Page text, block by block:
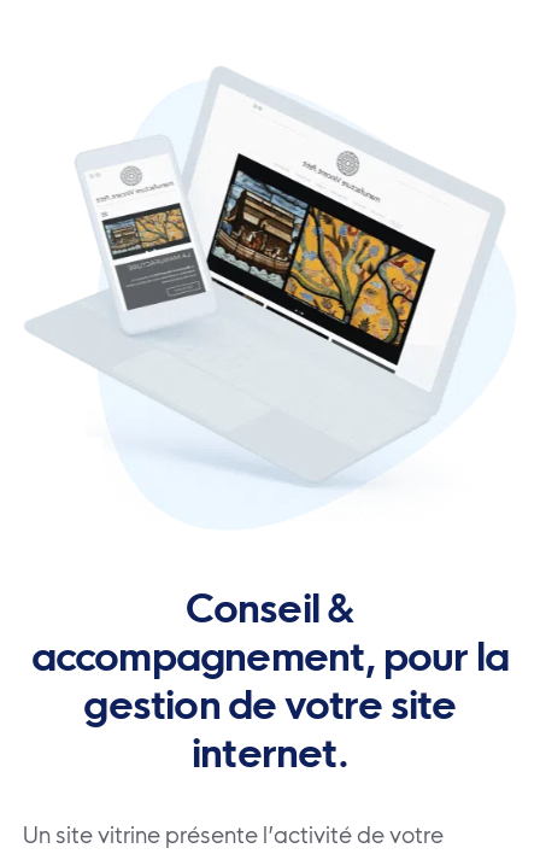
Conseil &
accompagnement, pour la
gestion de votre site
internet.
Un site vitrine présente l’activité de votre